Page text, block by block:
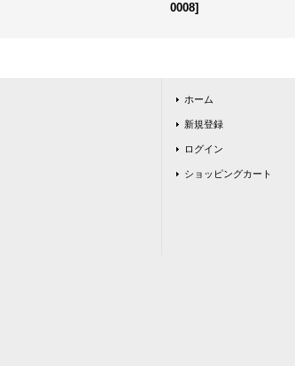
0008]
ホーム
新規登録
ログイン
ショッピングカート